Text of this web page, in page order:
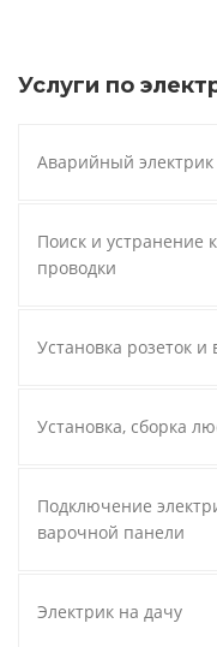
Услуги по
Аварийный электрик
Поиск и устранение
проводки
Установка розеток
Установка, сборка
Подключение
варочной панели
Электрик на дачу